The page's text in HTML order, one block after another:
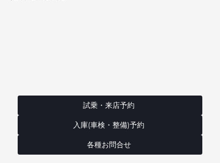
試乗・来店予約
入庫(車検・整備)予約
各種お問合せ